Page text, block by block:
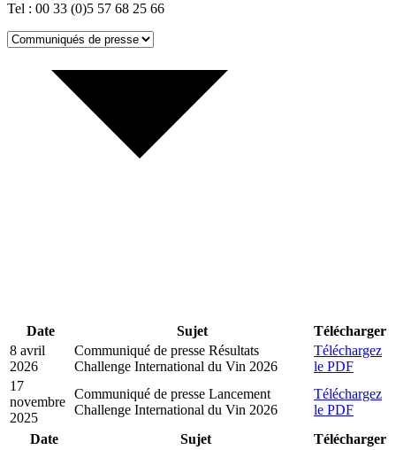
Tel : 00 33 (0)5 57 68 25 66
Date Sujet
Télécharger
8 avril
2026
Communiqué de presse Résultats
Challenge International du Vin 2026
Téléchargez
le PDF
17
novembre
2025
Communiqué de presse Lancement
Challenge International du Vin 2026
Téléchargez
le PDF
Date
Sujet
Télécharger